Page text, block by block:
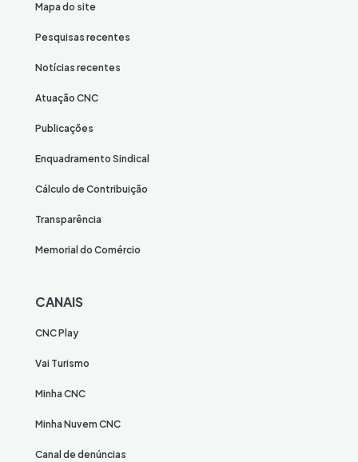
Mapa do site
Pesquisas recentes
Notícias recentes
Atuação CNC
Publicações
Enquadramento Sindical
Cálculo de Contribuição
Transparência
Memorial do Comércio
CANAIS
CNC Play
Vai Turismo
Minha CNC
Minha Nuvem CNC
Canal de denúncias